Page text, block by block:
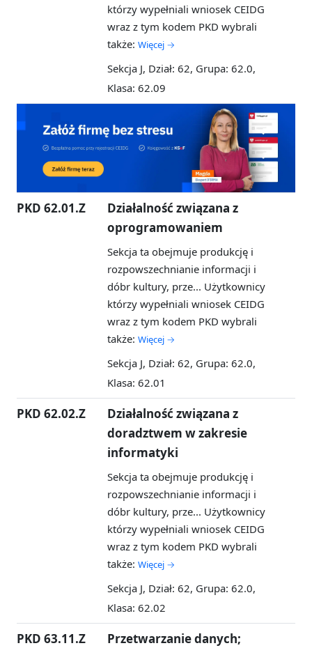
którzy wypełniali wniosek CEIDG
wraz z tym kodem PKD wybrali
także: Więcej →
Sekcja J, Dział: 62, Grupa: 62.0,
Klasa: 62.09
PKD 62.01.Z
Działalność związana z
oprogramowaniem
Sekcja ta obejmuje produkcję i
rozpowszechnianie informacji i
dóbr kultury, prze... Użytkownicy
którzy wypełniali wniosek CEIDG
wraz z tym kodem PKD wybrali
także: Więcej →
Sekcja J, Dział: 62, Grupa: 62.0,
Klasa: 62.01
PKD 62.02.Z
Działalność związana z
doradztwem w zakresie
informatyki
Sekcja ta obejmuje produkcję i
rozpowszechnianie informacji i
dóbr kultury, prze... Użytkownicy
którzy wypełniali wniosek CEIDG
wraz z tym kodem PKD wybrali
także: Więcej →
Sekcja J, Dział: 62, Grupa: 62.0,
Klasa: 62.02
PKD 63.11.Z
Przetwarzanie danych;